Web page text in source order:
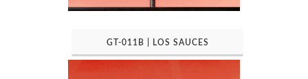
GT-011B | LOS SAUCES